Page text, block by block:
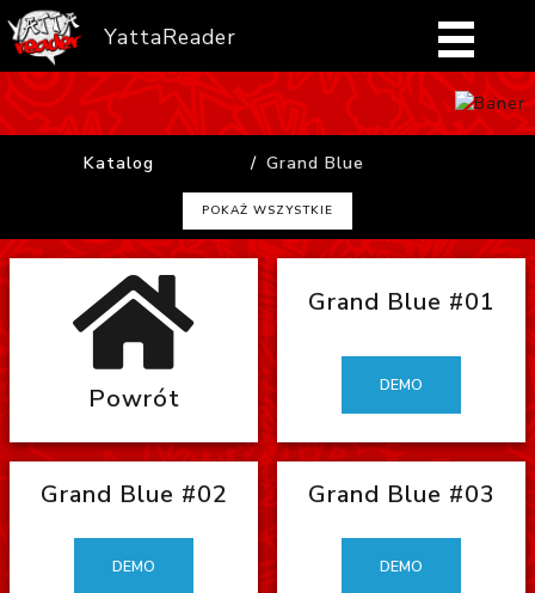
YattaReader
Pobierz
Mangi
Zaloguj się
Katalog Grand Blue
POKAŻ WSZYSTKIE
Powrót
Grand Blue #01
DEMO
Grand Blue #02
DEMO
Grand Blue #03
DEMO